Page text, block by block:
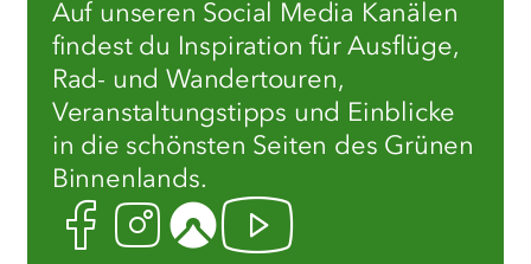
Auf unseren Social Media Kanälen
findest du Inspiration für Ausflüge,
Rad- und Wandertouren,
Veranstaltungstipps und Einblicke
in die schönsten Seiten des Grünen
Binnenlands.
FacebookInstagram
KomootYoutube